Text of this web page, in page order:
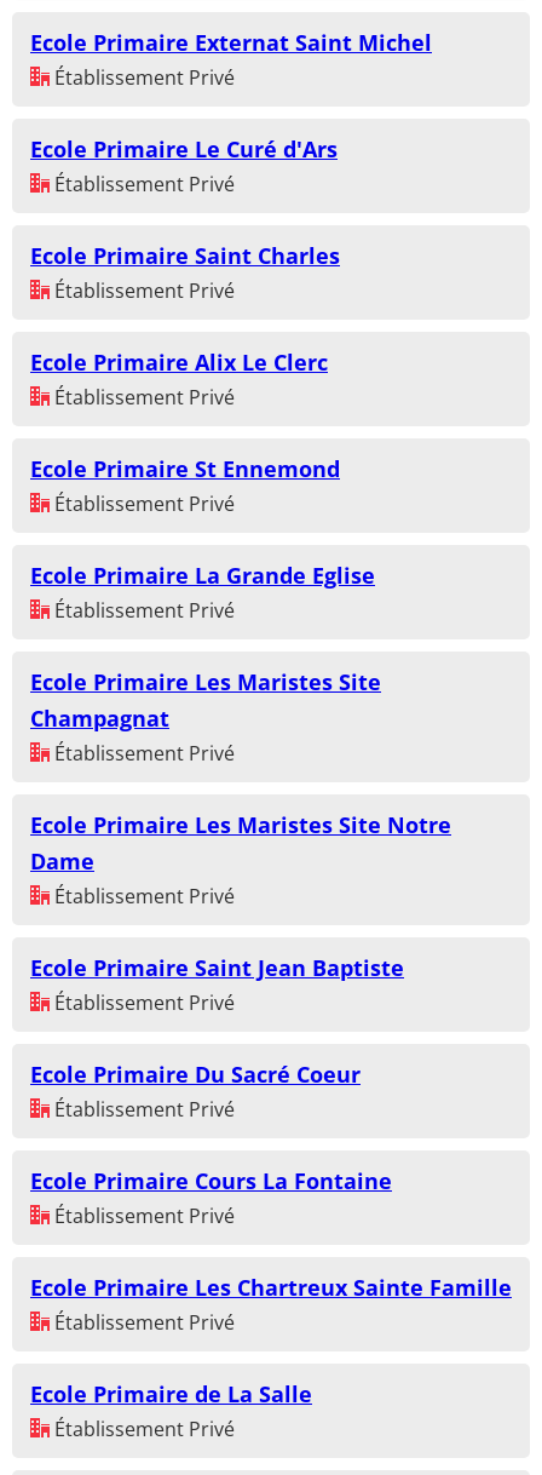
Ecole Primaire Externat Saint Michel
Établissement Privé
Ecole Primaire Le Curé d'Ars
Établissement Privé
Ecole Primaire Saint Charles
Établissement Privé
Ecole Primaire Alix Le Clerc
Établissement Privé
Ecole Primaire St Ennemond
Établissement Privé
Ecole Primaire La Grande Eglise
Établissement Privé
Ecole Primaire Les Maristes Site
Champagnat
Établissement Privé
Ecole Primaire Les Maristes Site Notre
Dame
Établissement Privé
Ecole Primaire Saint Jean Baptiste
Établissement Privé
Ecole Primaire Du Sacré Coeur
Établissement Privé
Ecole Primaire Cours La Fontaine
Établissement Privé
Ecole Primaire Les Chartreux Sainte Famille
Établissement Privé
Ecole Primaire de La Salle
Établissement Privé